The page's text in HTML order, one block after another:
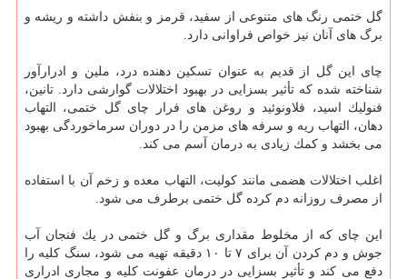
گل ختمی رنگ های متنوعی از سفید، قرمز و بنفش داشته و ریشه و
برگ های آنان نیز خواص فراوانی دارد.
چای این گل از قدیم به عنوان تسكین دهنده درد، ملین و ادرارآور
شناخته شده كه تأثیر بسزایی در بهبود اختلالات گوارشی دارد. تانین،
فنولیك اسید، فلاونوئید و روغن های فرار چای گل ختمی، التهاب
دهان، التهاب ریه و سرفه های مزمن را در دوران سرماخوردگی بهبود
می بخشد و كمك زیادی به درمان آسم می كند.
اغلب اختلالات هضمی مانند كولیت، التهاب معده و زخم آن با استفاده
از مصرف روزانه دم كرده گل ختمی برطرف می شود.
این چای كه از مخلوط مقداری برگ و گل ختمی در یك فنجان آب
جوش و دم كردن آن برای ۷ تا ۱۰ دقیقه تهیه می شود، سنگ كلیه را
دفع می كند و تأثیر بسزایی در درمان عفونت كلیه و مجاری ادراری